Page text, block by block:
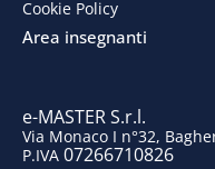
k
Cookie Policy
Area insegnanti
e-MASTER S.r.l.
Via Monaco I n°32,
P.IVA 07266710826